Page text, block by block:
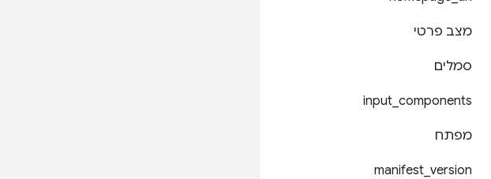
מצב פרטי
סמלים
input components
מפתח
manifest version